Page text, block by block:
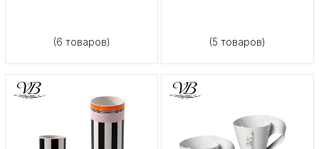
(6 товаров) (5 товаров)